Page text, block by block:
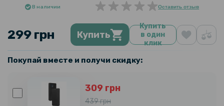
В наличии Оставить отзыв
299 грн Купить
Купить
в один
клик
Покупай вместе и получи скидку:
309 грн
439 грн